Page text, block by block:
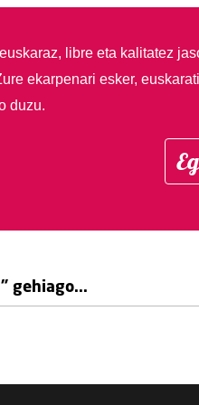
libre eta kalitatez
ekarpenari esker,
duzu.
gehiago...